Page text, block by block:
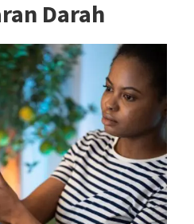
Darah